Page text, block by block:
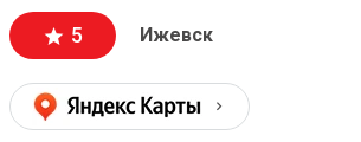
5 Ижевск